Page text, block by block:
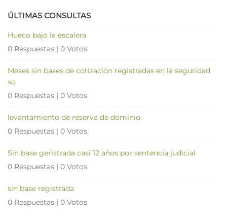
ÚLTIMAS CONSULTAS
Hueco bajo la escalera
0 Respuestas | 0 Votos
Meses sin bases de cotización registradas en la seguridad
so
0 Respuestas | 0 Votos
levantamiento de reserva de dominio
0 Respuestas | 0 Votos
Sin base geristrada casi 12 años por sentencia judicial
0 Respuestas | 0 Votos
sin base registrada
0 Respuestas | 0 Votos